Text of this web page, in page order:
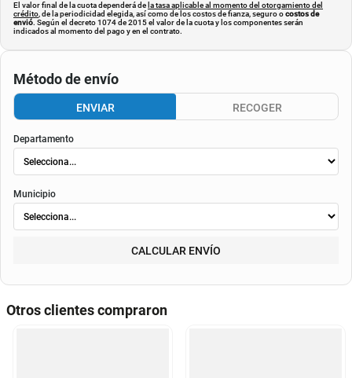
El valor final de la cuota dependerá de la tasa aplicable al momento del otorgamiento del
crédito , de la periodicidad elegida, así como de los costos de fianza, seguro ocostos de
envió. Según el decreto 1074 de 2015 el valor de la cuota y los componentes serán
indicados al momento del pago y en el contrato.
Método de envío
ENVIAR RECOGER
Departamento
Municipio
CALCULAR ENVÍO
Otros clientes compraron